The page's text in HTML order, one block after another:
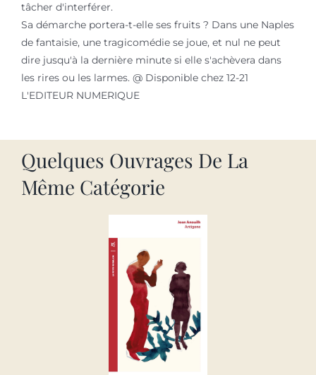
tâcher d'interférer.
Sa démarche portera-t-elle ses fruits ? Dans une Naples
de fantaisie, une tragicomédie se joue, et nul ne peut
dire jusqu'à la dernière minute si elle s'achèvera dans
les rires ou les larmes. @ Disponible chez 12-21
L'EDITEUR NUMERIQUE
Quelques Ouvrages De La
Même Catégorie